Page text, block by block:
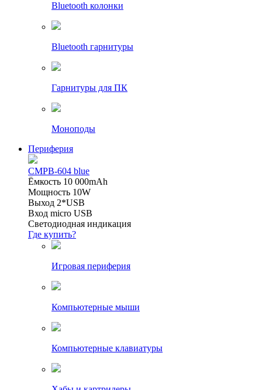
Bluetooth колонки
Bluetooth гарнитуры
Гарнитуры для ПК
Моноподы
Периферия
CMPB-604 blue
Ёмкость 10 000mAh
Мощность 10W
Выход 2*USB
Вход micro USB
Светодиодная индикация
Где купить?
Игровая периферия
Компьютерные мыши
Компьютерные клавиатуры